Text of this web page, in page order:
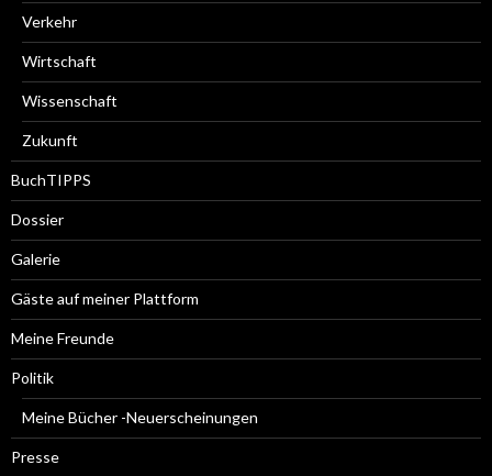
Verkehr
Wirtschaft
Wissenschaft
Zukunft
BuchTIPPS
Dossier
Galerie
Gäste auf meiner Plattform
Meine Freunde
Politik
Meine Bücher -Neuerscheinungen
Presse